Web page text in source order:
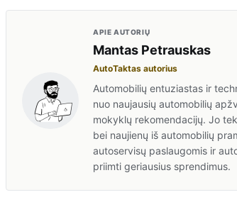
APIE AUTORIŲ
Mantas Petrauskas
AutoTaktas autorius
Automobilių entuziastas ir
nuo naujausių automobilių
mokyklų rekomendacijų. Jo
bei naujienų iš automobilių
autoservisų paslaugomis ir
priimti geriausius sprendimus.